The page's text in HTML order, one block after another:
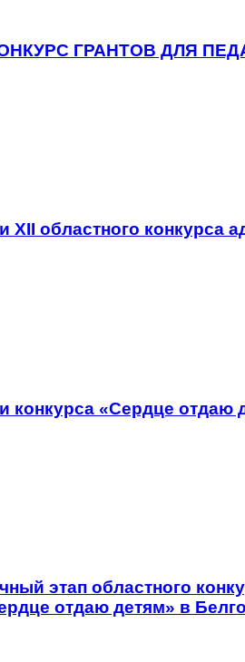
ГРАНТОВ ДЛЯ
XII областного
конкурса «Сердце отдаю
этап областного
отдаю детям» в